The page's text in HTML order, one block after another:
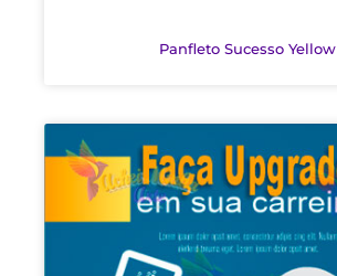
Panfleto Sucesso Yellow